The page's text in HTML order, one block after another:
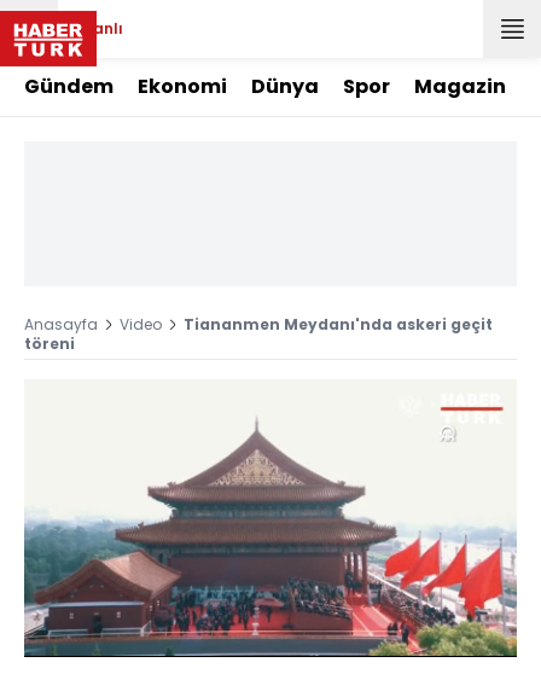
Canlı
Gündem Ekonomi Dünya Spor Magazin
Anasayfa Video
Tiananmen Meydanı'nda askeri geçit
töreni
Sesi
Aç
Yüklendi:
29.33%
Oynatma
Hızı